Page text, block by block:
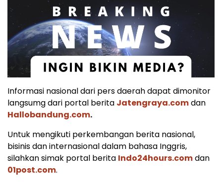
Informasi nasional dari pers daerah dapat dimonitor
langsumg dari portal berita Jatengraya.comdan
Hallobandung.com.
Untuk mengikuti perkembangan berita nasional,
bisinis dan internasional dalam bahasa Inggris,
silahkan simak portal berita Indo24hours.comdan
01post.com.